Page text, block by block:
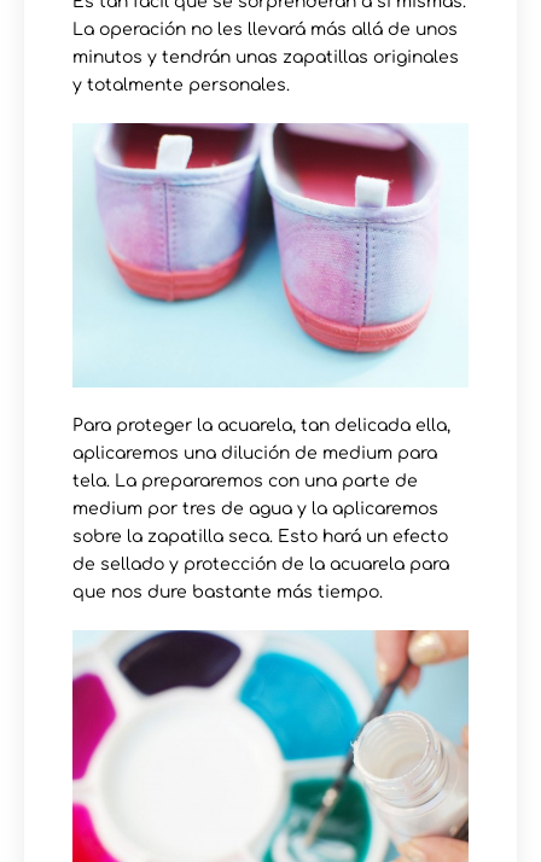
La operación no les llevará más allá de unos
minutos y tendrán unas zapatillas originales
y totalmente personales.
Para proteger la acuarela, tan delicada ella,
aplicaremos una dilución de medium para
tela. La prepararemos con una parte de
medium por tres de agua y la aplicaremos
sobre la zapatilla seca. Esto hará un efecto
de sellado y protección de la acuarela para
que nos dure bastante más tiempo.